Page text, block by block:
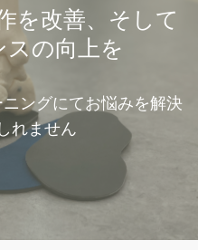
ー
ョ
切
を改善、そして
の向上を
ングにてお悩みを解決
れません